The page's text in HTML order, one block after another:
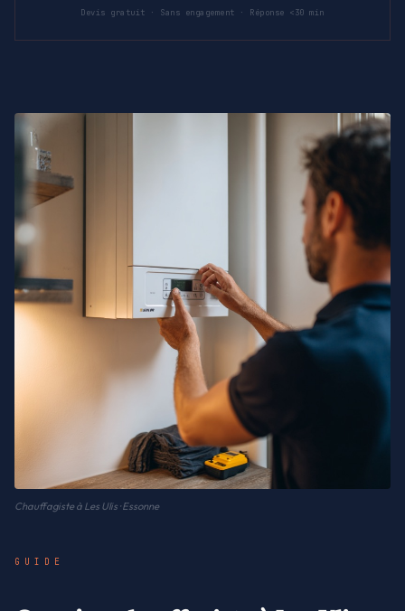
Devis gratuit · Sans engagement · Réponse <30 min
Chauffagiste à Les Ulis · Essonne
GUIDE